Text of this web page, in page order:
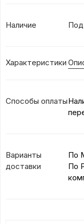
Наличие Под
Характеристики
Способы оплаты
Варианты
доставки
По
По